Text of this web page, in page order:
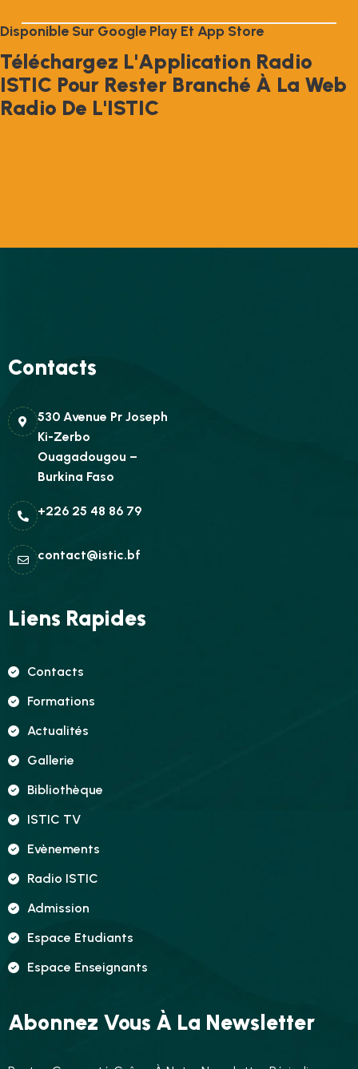
DISPONIBLE SUR GOOGLE PLAY ET APP STORE
TÉLÉCHARGEZ L'APPLICATION RADIO
ISTIC POUR RESTER BRANCHÉ À LA WEB
RADIO DE L'ISTIC
Contacts
530 Avenue Pr Joseph
Ki-Zerbo
Ouagadougou –
Burkina Faso
+226 25 48 86 79
contact@istic.bf
Liens Rapides
Contacts
Formations
Actualités
Gallerie
Bibliothèque
ISTIC TV
Evènements
Radio ISTIC
Admission
Espace Etudiants
Espace Enseignants
Abonnez Vous À La Newsletter